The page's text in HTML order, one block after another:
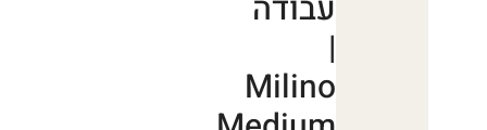
עבודה
|
Milino